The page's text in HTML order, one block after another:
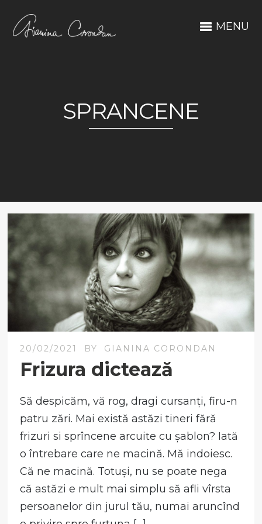
MENU
SPRANCENE
20/02/2021 BY GIANINA CORONDAN
Frizura dictează
Să despicăm, vă rog, dragi cursanți, firu-n
patru zări. Mai există astăzi tineri fără
frizuri si sprîncene arcuite cu șablon? Iată
o întrebare care ne macină. Mă indoiesc.
Că ne macină. Totuși, nu se poate nega
că astăzi e mult mai simplu să afli vîrsta
persoanelor din jurul tău, numai aruncînd